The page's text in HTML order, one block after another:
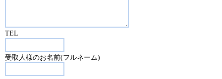
TEL
受取人様のお名前(フルネーム)